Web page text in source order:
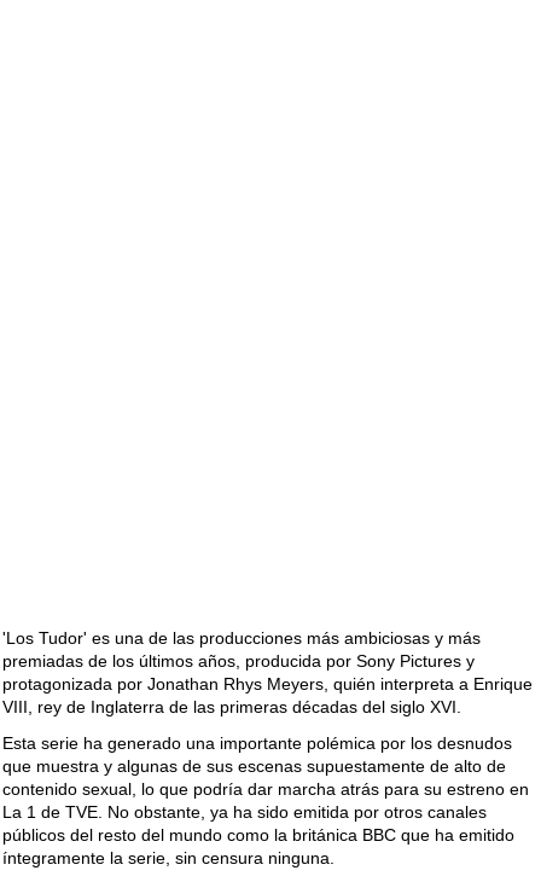
'Los Tudor' es una de las producciones más ambiciosas y más
premiadas de los últimos años, producida por Sony Pictures y
protagonizada por Jonathan Rhys Meyers, quién interpreta a Enrique
VIII, rey de Inglaterra de las primeras décadas del siglo XVI.
Esta serie ha generado una importante polémica por los desnudos
que muestra y algunas de sus escenas supuestamente de alto de
contenido sexual, lo que podría dar marcha atrás para su estreno en
La 1 de TVE. No obstante, ya ha sido emitida por otros canales
públicos del resto del mundo como la británica BBC que ha emitido
íntegramente la serie, sin censura ninguna.